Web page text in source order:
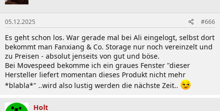
05.12.2025 #666
Es geht schon los. War gerade mal bei Ali eingelogt, selbst dort
bekommt man Fanxiang & Co. Storage nur noch vereinzelt und
zu Preisen - absolut jenseits von gut und böse.
Bei Movespeed bekomme ich ein graues Fenster "dieser
Hersteller liefert momentan dieses Produkt nicht mehr
*blabla*" ..wird also lustig werden die nächste Zeit..
Holt